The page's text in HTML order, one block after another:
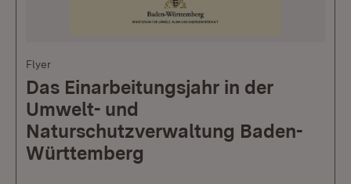
Flyer
Das Einarbeitungsjahr in der
Umwelt- und
Naturschutzverwaltung Baden-
Württemberg